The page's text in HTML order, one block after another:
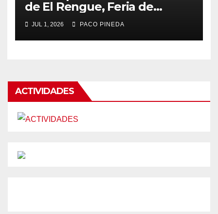
de El Rengue, Feria de
Málaga 2026
JUL 1, 2026 PACO PINEDA
ACTIVIDADES